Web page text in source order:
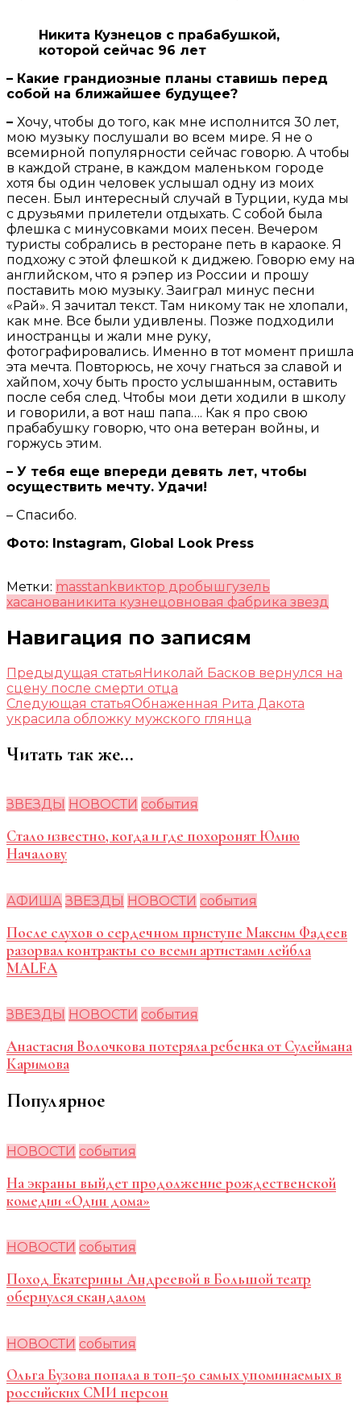
Никита Кузнецов с прабабушкой,
которой сейчас 96 лет
– Какие грандиозные планы ставишь перед
собой на ближайшее будущее?
– Хочу, чтобы до того, как мне исполнится 30 лет,
мою музыку послушали во всем мире. Я не о
всемирной популярности сейчас говорю. А чтобы
в каждой стране, в каждом маленьком городе
хотя бы один человек услышал одну из моих
песен. Был интересный случай в Турции, куда мы
с друзьями прилетели отдыхать. С собой была
флешка с минусовками моих песен. Вечером
туристы собрались в ресторане петь в караоке. Я
подхожу с этой флешкой к диджею. Говорю ему на
английском, что я рэпер из России и прошу
поставить мою музыку. Заиграл минус песни
«Рай». Я зачитал текст. Там никому так не хлопали,
как мне. Все были удивлены. Позже подходили
иностранцы и жали мне руку,
фотографировались. Именно в тот момент пришла
эта мечта. Повторюсь, не хочу гнаться за славой и
хайпом, хочу быть просто услышанным, оставить
после себя след. Чтобы мои дети ходили в школу
и говорили, а вот наш папа…. Как я про свою
прабабушку говорю, что она ветеран войны, и
горжусь этим.
– У тебя еще впереди девять лет, чтобы
осуществить мечту. Удачи!
– Спасибо.
Фото: Instagram, Global Look Press
Метки: masstankвиктор дробыш гузель
хасанованикита кузнецовновая фабрика звезд
Навигация по записям
Предыдущая статьяНиколай Басков вернулся на
сцену после смерти отца
Следующая статьяОбнаженная Рита Дакота
украсила обложку мужского глянца
Читать так же...
ЗВЕЗДЫ НОВОСТИ события
Стало известно, когда и где похоронят Юлию
Началову
АФИША ЗВЕЗДЫ НОВОСТИ события
После слухов о сердечном приступе Максим Фадеев
разорвал контракты со всеми артистами лейбла
MALFA
ЗВЕЗДЫ НОВОСТИ события
Анастасия Волочкова потеряла ребенка от Сулеймана
Каримова
Популярное
НОВОСТИ события
На экраны выйдет продолжение рождественской
комедии «Один дома»
НОВОСТИ события
Поход Екатерины Андреевой в Большой театр
обернулся скандалом
НОВОСТИ события
Ольга Бузова попала в топ-50 самых упоминаемых в
российских СМИ персон